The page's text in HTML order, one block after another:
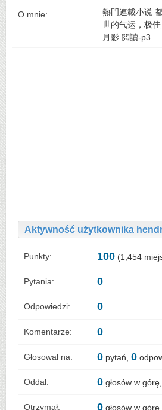
O mnie:
熱門連載小说
世的气运，极
月影 閲讀-p3
Aktywność użytkownika
Punkty: 100 (1,454
Pytania: 0
Odpowiedzi: 0
Komentarze: 0
Głosował na: 0 pytań, 0
Oddał: 0 głosów w górę,
Otrzymał: 0 głosów w górę,